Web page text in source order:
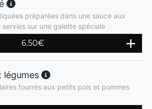
préparées dans une sauce aux
servies sur une galette spéciale
6.50€
légumes
fourrés aux petits pois et pommes